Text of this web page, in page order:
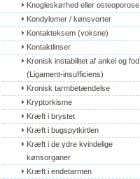
Knogleskørhed eller osteoporose
Kondylomer / kønsvorter
Kontakteksem (voksne)
Kontaktlinser
Kronisk instabilitet af ankel og fod
(Ligament-insufficiens)
Kronisk tarmbetændelse
Kryptorkisme
Kræft i brystet
Kræft i bugspytkirtlen
Kræft i de ydre kvindelige
kønsorganer
Kræft i endetarmen